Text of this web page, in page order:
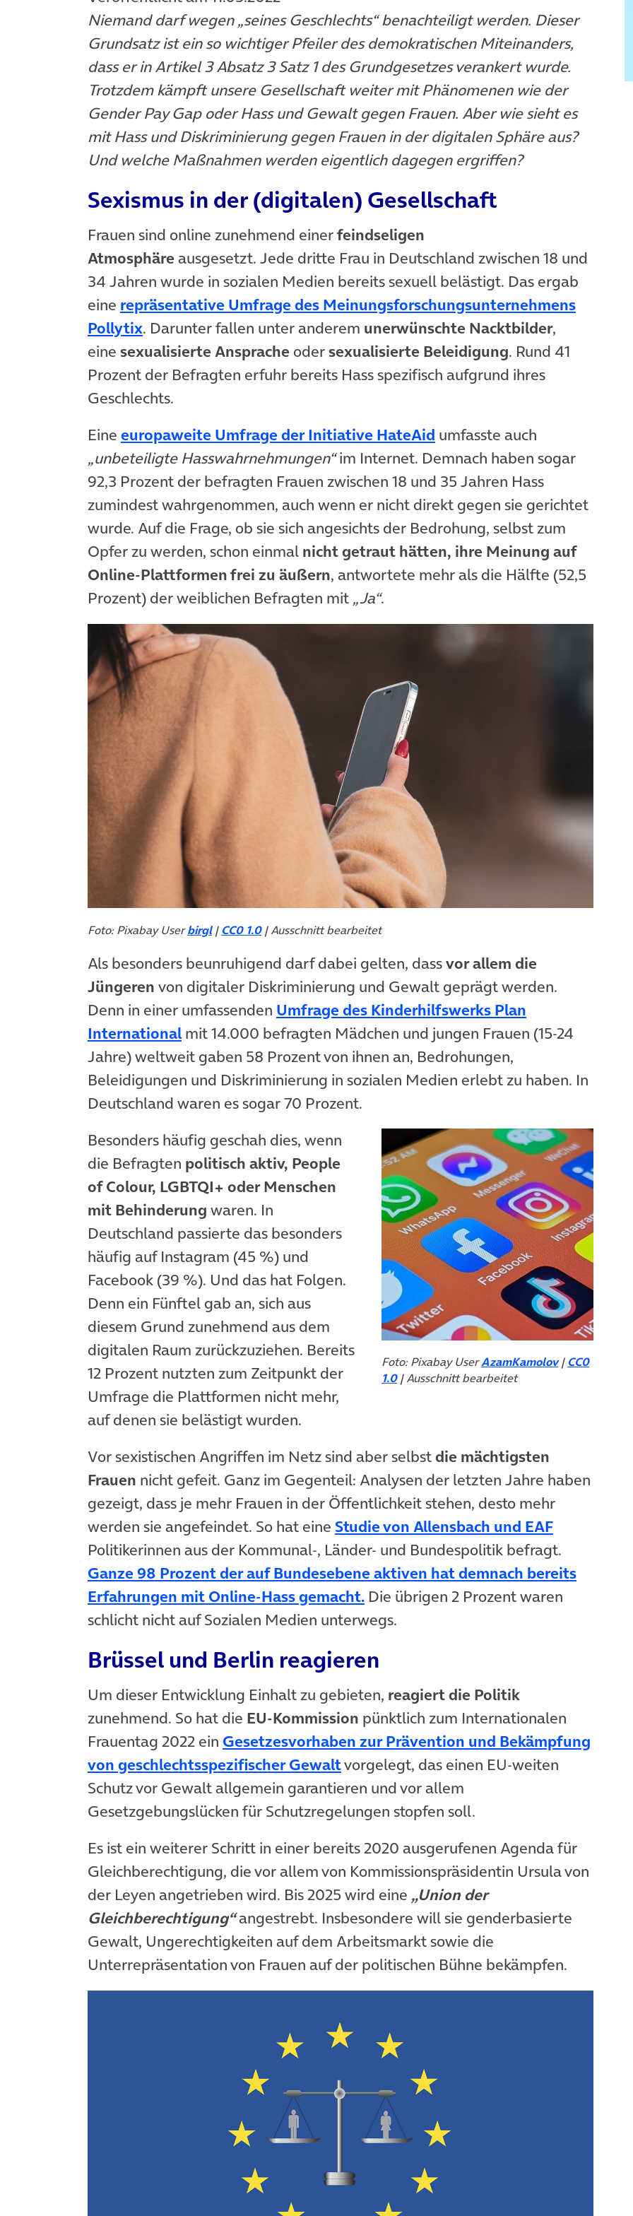
Niemand darf wegen „seines Geschlechts“ benachteiligt werden. Dieser
Grundsatz ist ein so wichtiger Pfeiler des demokratischen Miteinanders,
dass er in Artikel 3 Absatz 3 Satz 1 des Grundgesetzes verankert wurde.
Trotzdem kämpft unsere Gesellschaft weiter mit Phänomenen wie der
Gender Pay Gap oder Hass und Gewalt gegen Frauen. Aber wie sieht es
mit Hass und Diskriminierung gegen Frauen in der digitalen Sphäre aus?
Und welche Maßnahmen werden eigentlich dagegen ergriffen?
Sexismus in der (digitalen) Gesellschaft
Frauen sind online zunehmend einerfeindseligen
Atmosphäreausgesetzt. Jede dritte Frau in Deutschland zwischen 18 und
34 Jahren wurde in sozialen Medien bereits sexuell belästigt. Das ergab
eine repräsentative Umfrage des Meinungsforschungsunternehmens
Pollytix(öffnet in neuem Tab)
. Darunter fallen unter anderem unerwünschte Nacktbilder,
eine sexualisierte Ansprache odersexualisierte Beleidigung. Rund 41
Prozent der Befragten erfuhr bereits Hass spezifisch aufgrund ihres
Geschlechts.
Eine europaweite Umfrage der Initiative HateAid (öffnet in neuem Tab)
umfasste auch
„unbeteiligte Hasswahrnehmungen“im Internet. Demnach haben sogar
92,3 Prozent der befragten Frauen zwischen 18 und 35 Jahren Hass
zumindest wahrgenommen, auch wenn er nicht direkt gegen sie gerichtet
wurde. Auf die Frage, ob sie sich angesichts der Bedrohung, selbst zum
Opfer zu werden, schon einmal nicht getraut hätten, ihre Meinung auf
Online-Plattformen frei zu äußern, antwortete mehr als die Hälfte (52,5
Prozent) der weiblichen Befragten mit „Ja“.
Foto: Pixabay Userbirgl| CC0 1.0| Ausschnitt bearbeitet
Als besonders beunruhigend darf dabei gelten, dassvor allem die
Jüngeren von digitaler Diskriminierung und Gewalt geprägt werden.
Denn in einer umfassenden Umfrage des Kinderhilfswerks Plan
International(öffnet in neuem Tab)
mit 14.000 befragten Mädchen und jungen Frauen (15-24
Jahre) weltweit gaben 58 Prozent von ihnen an, Bedrohungen,
Beleidigungen und Diskriminierung in sozialen Medien erlebt zu haben. In
Deutschland waren es sogar 70 Prozent.
Foto: Pixabay UserAzamKamolov| CC0
1.0| Ausschnitt bearbeitet
Besonders häufig geschah dies, wenn
die Befragten politisch aktiv, People
of Colour, LGBTQI+ oder Menschen
mit Behinderung waren. In
Deutschland passierte das besonders
häufig auf Instagram (45 %) und
Facebook (39 %). Und das hat Folgen.
Denn ein Fünftel gab an, sich aus
diesem Grund zunehmend aus dem
digitalen Raum zurückzuziehen. Bereits
12 Prozent nutzten zum Zeitpunkt der
Umfrage die Plattformen nicht mehr,
auf denen sie belästigt wurden.
Vor sexistischen Angriffen im Netz sind aber selbstdie mächtigsten
Frauen nicht gefeit. Ganz im Gegenteil: Analysen der letzten Jahre haben
gezeigt, dass je mehr Frauen in der Öffentlichkeit stehen, desto mehr
werden sie angefeindet. So hat eine Studie von Allensbach und EAF(öffnet in
Politikerinnen aus der Kommunal-, Länder- und Bundespolitik befragt.
Ganze 98 Prozent der auf Bundesebene aktiven hat demnach bereits
Erfahrungen mit Online-Hass gemacht.(öffnet in neuem Tab)
Die übrigen 2 Prozent waren
schlicht nicht auf Sozialen Medien unterwegs.
Brüssel und Berlin reagieren
Um dieser Entwicklung Einhalt zu gebieten, reagiert die Politik
zunehmend. So hat die EU-Kommission pünktlich zum Internationalen
Frauentag 2022 ein Gesetzesvorhaben zur Prävention und Bekämpfung
von geschlechtsspezifischer Gewalt(öffnet in neuem Tab)
vorgelegt, das einen EU-weiten
Schutz vor Gewalt allgemein garantieren und vor allem
Gesetzgebungslücken für Schutzregelungen stopfen soll.
Es ist ein weiterer Schritt in einer bereits 2020 ausgerufenen Agenda für
Gleichberechtigung, die vor allem von Kommissionspräsidentin Ursula von
der Leyen angetrieben wird. Bis 2025 wird eine „Union der
Gleichberechtigung“angestrebt. Insbesondere will sie genderbasierte
Gewalt, Ungerechtigkeiten auf dem Arbeitsmarkt sowie die
Unterrepräsentation von Frauen auf der politischen Bühne bekämpfen.